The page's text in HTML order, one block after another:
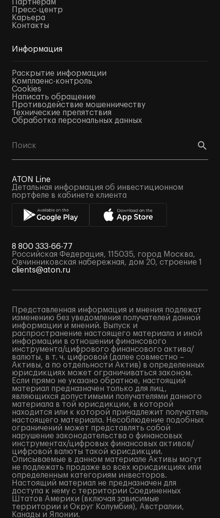
Партнерам
Пресс-центр
Карьера
Контакты
Информация
Раскрытие информации
Комплаенс-контроль
Cookies
Написать обращение
Противодействие мошенничеству
Технические препятствия
Обработка персональных данных
ATON Line
Детальная информация об инвестиционном
портфеле в кабинете клиента
8 800 333-66-77
Российская Федерация, 115035, город Москва,
Овчинниковская набережная, дом 20, строение 1
clients@aton.ru
Представленная информация и мнения подлежат
изменению без уведомления получателей данной
информации и мнений. Выпуск и
распространение настоящего материала и иной
информации в отношении финансового
инструмента/цифрового финансового актива/
валюты, в т. ч. цифровой (далее совместно –
Активы, а по отдельности Актив) в определенных
юрисдикциях может ограничиваться законом.
Если прямо не указано обратное, настоящий
материал предназначен только для лиц,
являющихся допустимыми получателями данного
материала в той юрисдикции, в которой
находится или к которой принадлежит получатель
настоящего материала. Несоблюдение подобных
ограничений может представлять собой
нарушение законодательства о финансовых
инструментах/цифровых финансовых активов/
цифровой валюты такой юрисдикции.
Описываемые в данном материале Активы могут
не подлежать продаже во всех юрисдикциях или
определенным категориям инвесторов.
Настоящий материал не предназначен для
доступа к нему с территории Соединенных
Штатов Америки (включая зависимые
территории и Округ Колумбия), Австралии,
Канады и Японии.